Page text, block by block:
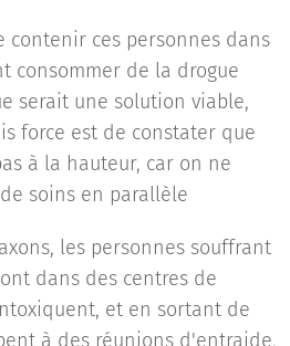
contenir ces personnes dans
consommer de la drogue
serait une solution viable,
force est de constater que
à la hauteur, car on ne
soins en parallèle
les personnes souffrant
dans des centres de
et en sortant de
à des réunions d'entraide,